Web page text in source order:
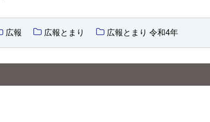
広報 広報とまり 広報とまり 令和4年